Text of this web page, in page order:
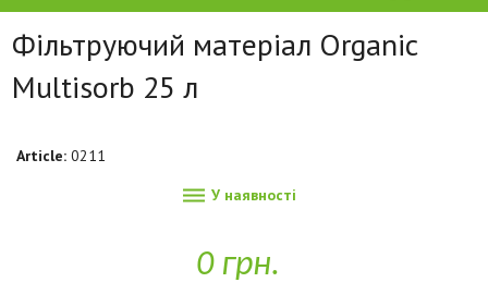
Фільтруючий матеріал Organic
Multisorb 25 л
Article: 0211
 У наявності
0 грн.